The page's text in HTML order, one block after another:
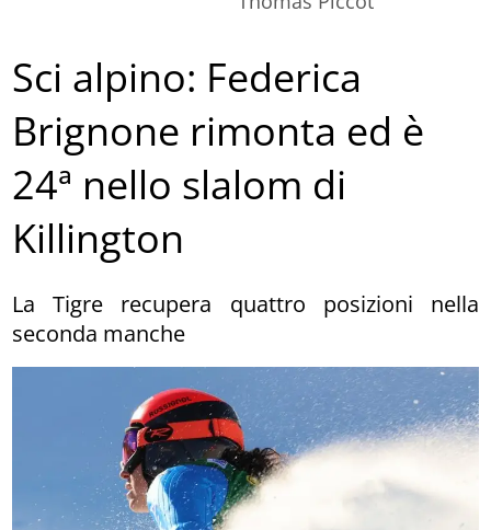
Sci alpino: Federica
Brignone rimonta ed è
24ª nello slalom di
Killington
La Tigre recupera quattro posizioni nella
seconda manche